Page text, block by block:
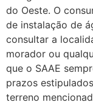
do Oeste. O
de instalação de
consultar a
morador ou
que o SAAE
prazos
terreno